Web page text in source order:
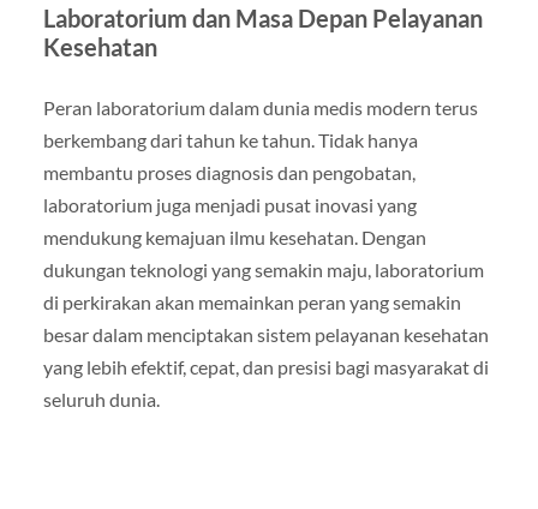
Laboratorium dan Masa Depan Pelayanan
Kesehatan
Peran laboratorium dalam dunia medis modern terus
berkembang dari tahun ke tahun. Tidak hanya
membantu proses diagnosis dan pengobatan,
laboratorium juga menjadi pusat inovasi yang
mendukung kemajuan ilmu kesehatan. Dengan
dukungan teknologi yang semakin maju, laboratorium
di perkirakan akan memainkan peran yang semakin
besar dalam menciptakan sistem pelayanan kesehatan
yang lebih efektif, cepat, dan presisi bagi masyarakat di
seluruh dunia.